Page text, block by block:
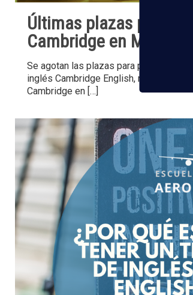
Últimas plazas para el
Cambridge en Madrid:
Se agotan las plazas para poder
inglés Cambridge English, nivel B2,
Cambridge en […]